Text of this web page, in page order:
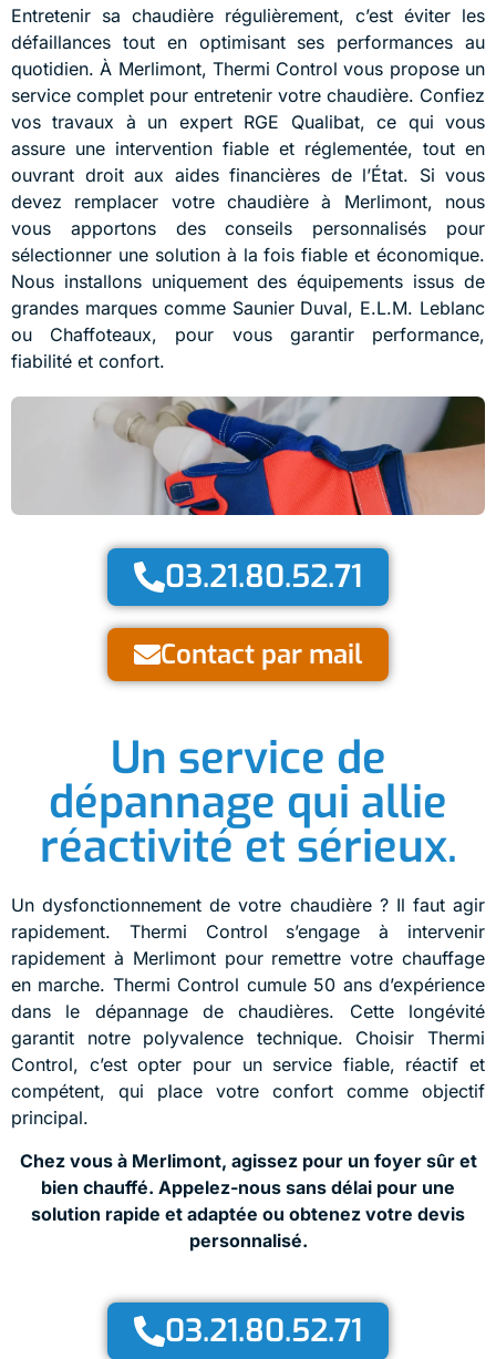
Entretenir sa chaudière régulièrement, c’est éviter les
défaillances tout en optimisant ses performances au
quotidien. À Merlimont, Thermi Control vous propose un
service complet pour entretenir votre chaudière. Confiez
vos travaux à un expert RGE Qualibat, ce qui vous
assure une intervention fiable et réglementée, tout en
ouvrant droit aux aides financières de l’État. Si vous
devez remplacer votre chaudière à Merlimont, nous
vous apportons des conseils personnalisés pour
sélectionner une solution à la fois fiable et économique.
Nous installons uniquement des équipements issus de
grandes marques comme Saunier Duval, E.L.M. Leblanc
ou Chaffoteaux, pour vous garantir performance,
fiabilité et confort.
03.21.80.52.71
Contact par mail
Un service de
dépannage qui allie
réactivité et sérieux.
Un dysfonctionnement de votre chaudière ? Il faut agir
rapidement. Thermi Control s’engage à intervenir
rapidement à Merlimont pour remettre votre chauffage
en marche. Thermi Control cumule 50 ans d’expérience
dans le dépannage de chaudières. Cette longévité
garantit notre polyvalence technique. Choisir Thermi
Control, c’est opter pour un service fiable, réactif et
compétent, qui place votre confort comme objectif
principal.
Chez vous à Merlimont, agissez pour un foyer sûr et
bien chauffé. Appelez-nous sans délai pour une
solution rapide et adaptée ou obtenez votre devis
personnalisé.
03.21.80.52.71